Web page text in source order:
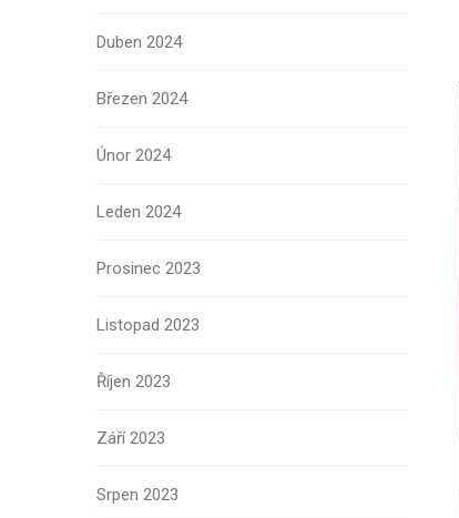
Duben 2024
Březen 2024
Únor 2024
Leden 2024
Prosinec 2023
Listopad 2023
Říjen 2023
Září 2023
Srpen 2023